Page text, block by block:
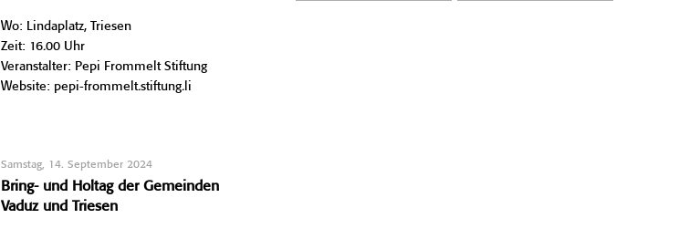
Wo: Lindaplatz, Triesen
Zeit: 16.00 Uhr
Veranstalter: Pepi Frommelt Stiftung
Website: pepi-frommelt.stiftung.li
Samstag, 14. September 2024
Bring- und Holtag der Gemeinden
Vaduz und Triesen